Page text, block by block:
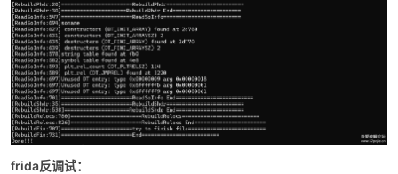
frida反调试：